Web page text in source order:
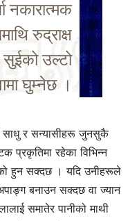
नकारात्मक
रुद्राक्ष
उल्टो
घुम्नेछ ।
साधु र सन्यासीहरू जुनसुकै
प्रकृतिमा रहेका विभिन्न
हुन सक्दछ । यदि उनीहरूले
बनाउन सक्दछ वा ज्यान
समातेर पानीको माथी